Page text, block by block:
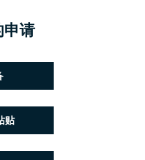
申请
件
贴